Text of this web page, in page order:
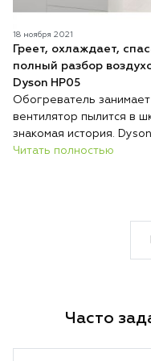
18 ноября 2021
Греет, охлаждает,
полный разбор
Dyson HP05
Обогреватель
вентилятор пылится в
знакомая история.
эту проблему
одном месте и
перестановки техники,
Читать полностью
Часто